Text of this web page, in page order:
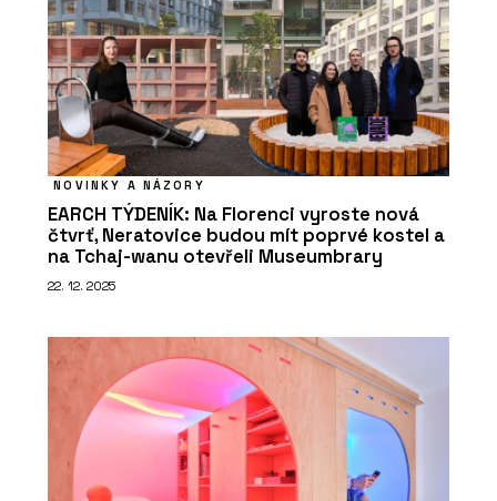
NOVINKY A NÁZORY
EARCH TÝDENÍK: Na Florenci vyroste nová
čtvrť, Neratovice budou mít poprvé kostel a
na Tchaj-wanu otevřeli Museumbrary
22. 12. 2025